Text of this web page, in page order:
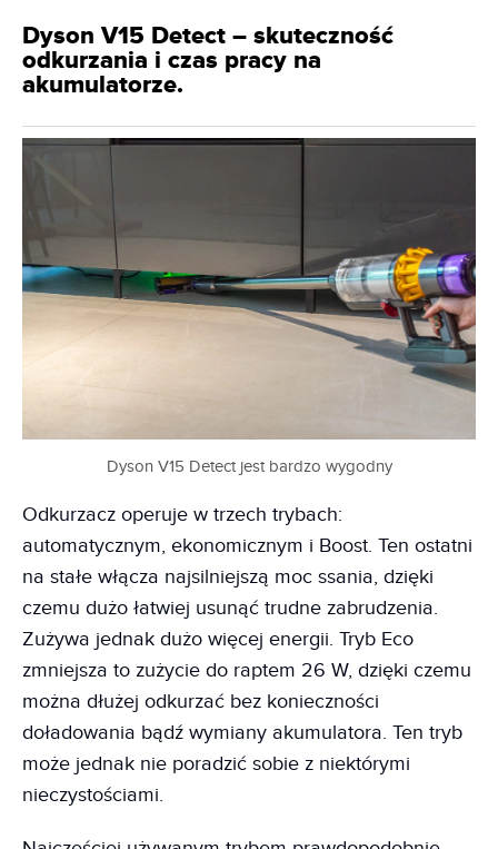
Dyson V15 Detect – skuteczność
odkurzania i czas pracy na
akumulatorze.
Dyson V15 Detect jest bardzo wygodny
Odkurzacz operuje w trzech trybach:
automatycznym, ekonomicznym i Boost. Ten ostatni
na stałe włącza najsilniejszą moc ssania, dzięki
czemu dużo łatwiej usunąć trudne zabrudzenia.
Zużywa jednak dużo więcej energii. Tryb Eco
zmniejsza to zużycie do raptem 26 W, dzięki czemu
można dłużej odkurzać bez konieczności
doładowania bądź wymiany akumulatora. Ten tryb
może jednak nie poradzić sobie z niektórymi
nieczystościami.